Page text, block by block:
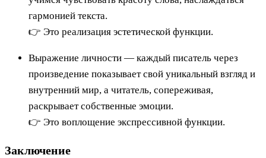
гармонией текста.
👉 Это реализация эстетической функции.
Выражение личности — каждый писатель через
произведение показывает свой уникальный взгляд и
внутренний мир, а читатель, сопереживая,
раскрывает собственные эмоции.
👉 Это воплощение экспрессивной функции.
Заключение